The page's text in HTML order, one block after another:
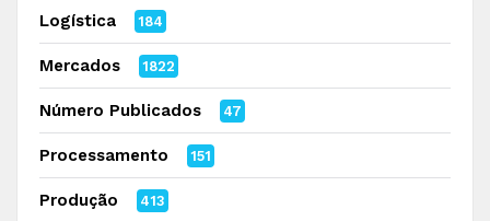
Logística 184
Mercados 1822
Número Publicados 47
Processamento 151
Produção 413